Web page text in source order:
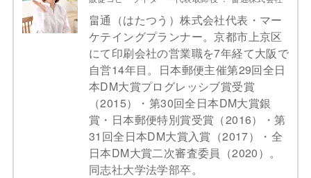
畠通（はたつう）株式会社代表・マー
ケテイングプランナー。京都市上京区
にて印刷会社の営業職を7年経て大阪で
自営14年目。日本郵便主催第29回全日
本DM大賞プログレッシブ賞受賞
（2015）・第30回全日本DM大賞銀
賞・日本郵便特別賞受賞（2016）・第
31回全日本DM大賞入賞（2017）・全
日本DM大賞二次審査委員（2020）。
同志社大学法学部卒。